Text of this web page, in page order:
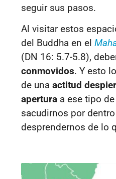
seguir sus pasos.
Al visitar estos
del Buddha en el
(DN 16: 5.7-5.8),
conmovidos. Y esto
de una actitud
apertura a ese tipo
sacudirnos por
desprendernos de lo